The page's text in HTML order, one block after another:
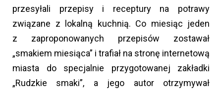
przesyłali przepisy i receptury na potrawy
związane z lokalną kuchnią. Co miesiąc jeden
z zaproponowanych przepisów zostawał
„smakiem miesiąca” i trafiał na stronę internetową
miasta do specjalnie przygotowanej zakładki
„Rudzkie smaki”, a jego autor otrzymywał